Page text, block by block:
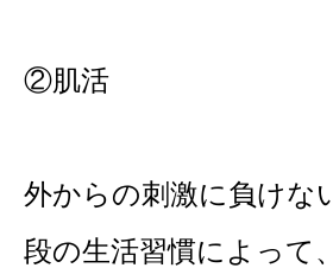
②肌活
外からの刺激に負けな
段の生活習慣によって